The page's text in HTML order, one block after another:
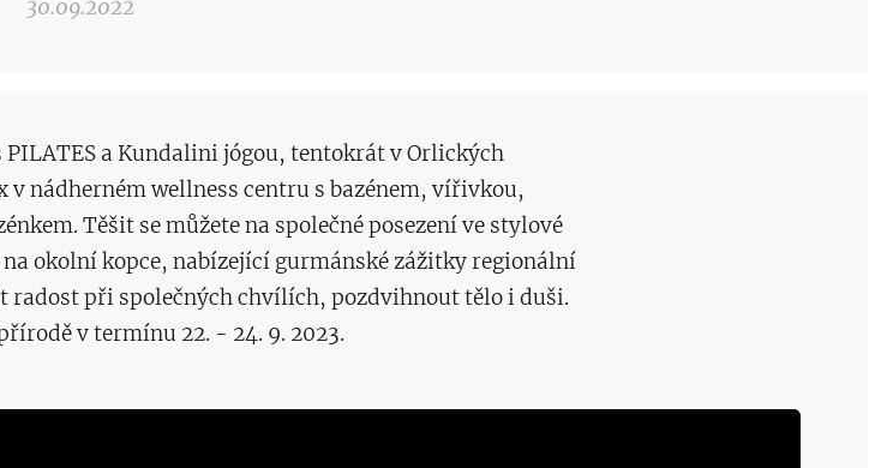
30.09.2022
a Kundalini jógou, tentokrát v Orlických
v nádherném wellness centru s bazénem, vířivkou,
Těšit se můžete na společné posezení ve stylové
okolní kopce, nabízející gurmánské zážitky regionální
radost při společných chvílích, pozdvihnout tělo i duši.
v termínu 22. - 24. 9. 2023.